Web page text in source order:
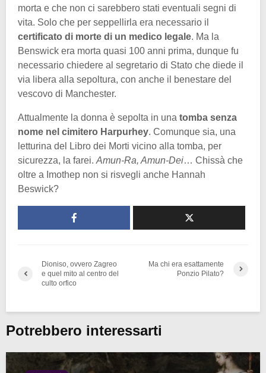
morta e che non ci sarebbero stati eventuali segni di
vita. Solo che per seppellirla era necessario il
certificato di morte di un medico legale. Ma la
Benswick era morta quasi 100 anni prima, dunque fu
necessario chiedere al segretario di Stato che diede il
via libera alla sepoltura, con anche il benestare del
vescovo di Manchester.
Attualmente la donna è sepolta in una tomba senza
nome nel cimitero Harpurhey. Comunque sia, una
letturina del Libro dei Morti vicino alla tomba, per
sicurezza, la farei. Amun-Ra, Amun-Dei… Chissà che
oltre a Imothep non si risvegli anche Hannah
Beswick?
Dioniso, ovvero Zagreo
e quel mito al centro del
culto orfico
Ma chi era esattamente
Ponzio Pilato?
Potrebbero interessarti